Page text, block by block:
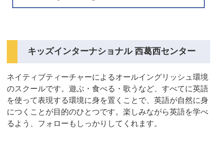
キッズインターナショナル 西葛西センター
ネイティブティーチャーによるオールイングリッシュ環境
のスクールです。遊ぶ・食べる・歌うなど、すべてに英語
を使って表現する環境に身を置くことで、英語が自然に身
につくことが目的のひとつです。楽しみながら英語を学べ
るよう、フォローもしっかりしてくれます。